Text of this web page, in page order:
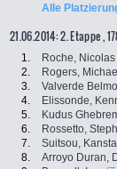
Alle
21.06.2014: 2. Etappe ,
1. Roche, Nicolas
2.
Rogers, Michael
3.
Valverde
4.
Elissonde,
5.
Kudus
6.
Rossetto,
7.
Suitsou,
8.
Arroyo Duran,
Facebook
Twitter
Newsletter: